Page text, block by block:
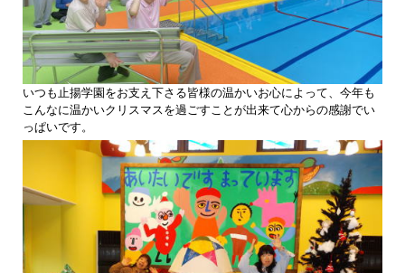
いつも止揚学園をお支え下さる皆様の温かいお心によって、今年も
こんなに温かいクリスマスを過ごすことが出来て心からの感謝でい
っぱいです。